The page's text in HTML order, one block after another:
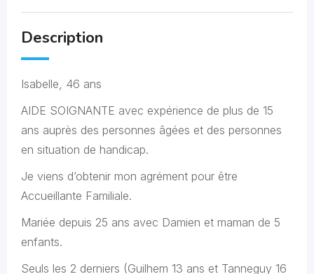
Description
Isabelle, 46 ans
AIDE SOIGNANTE avec expérience de plus de 15
ans auprès des personnes âgées et des personnes
en situation de handicap.
Je viens d’obtenir mon agrément pour être
Accueillante Familiale.
Mariée depuis 25 ans avec Damien et maman de 5
enfants.
Seuls les 2 derniers (Guilhem 13 ans et Tanneguy 16